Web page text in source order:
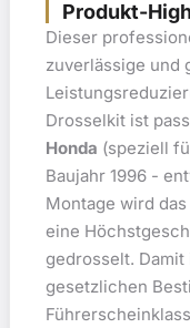
Produkt-
Dieser
zuverlässige und
Drosselkit ist
Honda (speziell
Baujahr 1996 -
Montage wird
eine
gedrosselt.
gesetzlichen